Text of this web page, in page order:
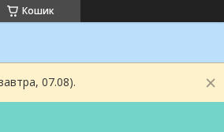
Кошик
07.08).